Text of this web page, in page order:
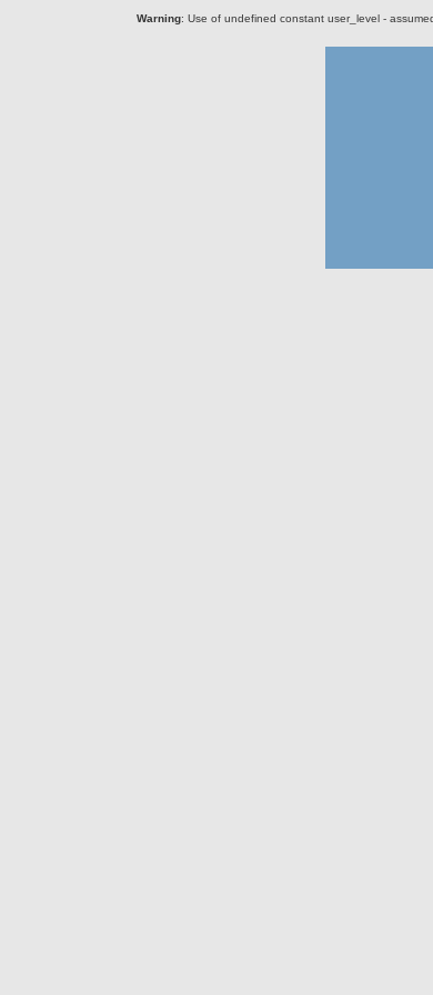
Warning: Use of undefined constant user_level -